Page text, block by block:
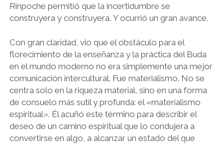
Rinpoche permitió que la incertidumbre se
construyera y construyera. Y ocurrió un gran avance.
Con gran claridad, vio que el obstáculo para el
florecimiento de la enseñanza y la práctica del Buda
en el mundo moderno no era simplemente una mejor
comunicación intercultural. Fue materialismo. No se
centra solo en la riqueza material, sino en una forma
de consuelo más sutil y profunda: el «materialismo
espiritual». Él acuñó este término para describir el
deseo de un camino espiritual que lo condujera a
convertirse en algo, a alcanzar un estado del que